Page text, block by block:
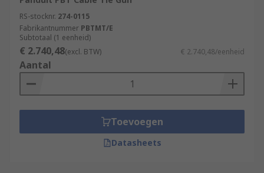
RS-stocknr. 274-0115
Fabrikantnummer PBTMT/E
Subtotaal (1 eenheid)
€ 2.740,48(excl. BTW) € 2.740,48/eenheid
Aantal
Toevoegen
Datasheets